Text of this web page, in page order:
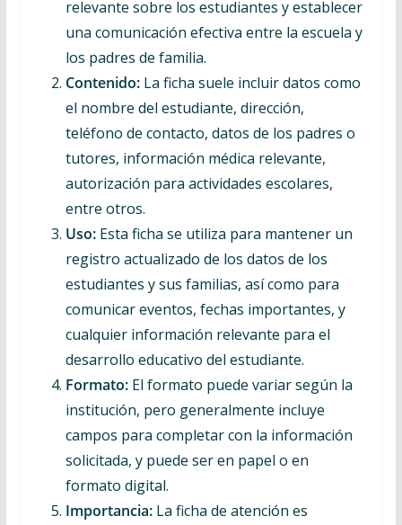
relevante sobre los estudiantes y establecer
una comunicación efectiva entre la escuela y
los padres de familia.
Contenido:La ficha suele incluir datos como
el nombre del estudiante, dirección,
teléfono de contacto, datos de los padres o
tutores, información médica relevante,
autorización para actividades escolares,
entre otros.
Uso:Esta ficha se utiliza para mantener un
registro actualizado de los datos de los
estudiantes y sus familias, así como para
comunicar eventos, fechas importantes, y
cualquier información relevante para el
desarrollo educativo del estudiante.
Formato:El formato puede variar según la
institución, pero generalmente incluye
campos para completar con la información
solicitada, y puede ser en papel o en
formato digital.
Importancia:La ficha de atención es